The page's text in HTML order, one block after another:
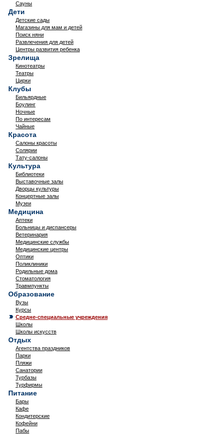
Сауны
Дети
Детские сады
Магазины для мам и детей
Поиск няни
Развлечения для детей
Центры развития ребенка
Зрелища
Кинотеатры
Театры
Цирки
Клубы
Бильярдные
Боулинг
Ночные
По интересам
Чайные
Красота
Салоны красоты
Солярии
Тату-салоны
Культура
Библиотеки
Выставочные залы
Дворцы культуры
Концертные залы
Музеи
Медицина
Аптеки
Больницы и диспансеры
Ветеринария
Медицинские службы
Медицинские центры
Оптики
Поликлиники
Родильные дома
Стоматология
Травмпункты
Образование
Вузы
Курсы
Средне-специальные учреждения
Школы
Школы искусств
Отдых
Агентства праздников
Парки
Пляжи
Санатории
Турбазы
Турфирмы
Питание
Бары
Кафе
Кондитерские
Кофейни
Пабы